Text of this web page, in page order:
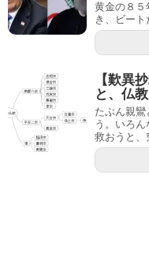
黄金の８５
き、ビート
【歎異
と、仏
たぶん親
う。いろ
救おうと、